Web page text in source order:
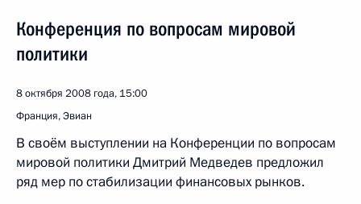
Конференция по вопросам мировой
политики
8 октября 2008 года, 15:00
Франция, Эвиан
В своём выступлении на Конференции по вопросам
мировой политики Дмитрий Медведев предложил
ряд мер по стабилизации финансовых рынков.